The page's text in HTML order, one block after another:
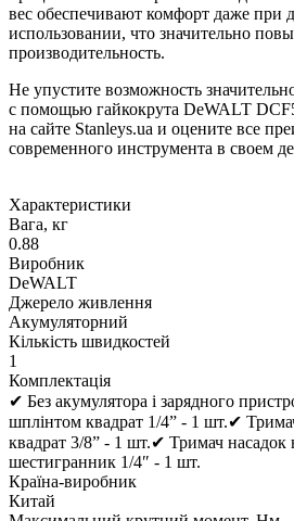
вес обеспечивают комфорт даже при
использовании, что значительно
производительность.
Не упустите возможность
с помощью гайкокрута DeWALT
на сайте Stanleys.ua и оцените все
современного инструмента в своем
Характеристики
Вага, кг
0.88
Виробник
DeWALT
Джерело живлення
Акумуляторний
Кількість швидкостей
1
Комплектація
✔ Без акумулятора і зарядного
шплінтом квадрат 1/4” - 1 шт.✔
квадрат 3/8” - 1 шт.✔ Тримач насадок
шестигранник 1/4″ - 1 шт.
Країна-виробник
Китай